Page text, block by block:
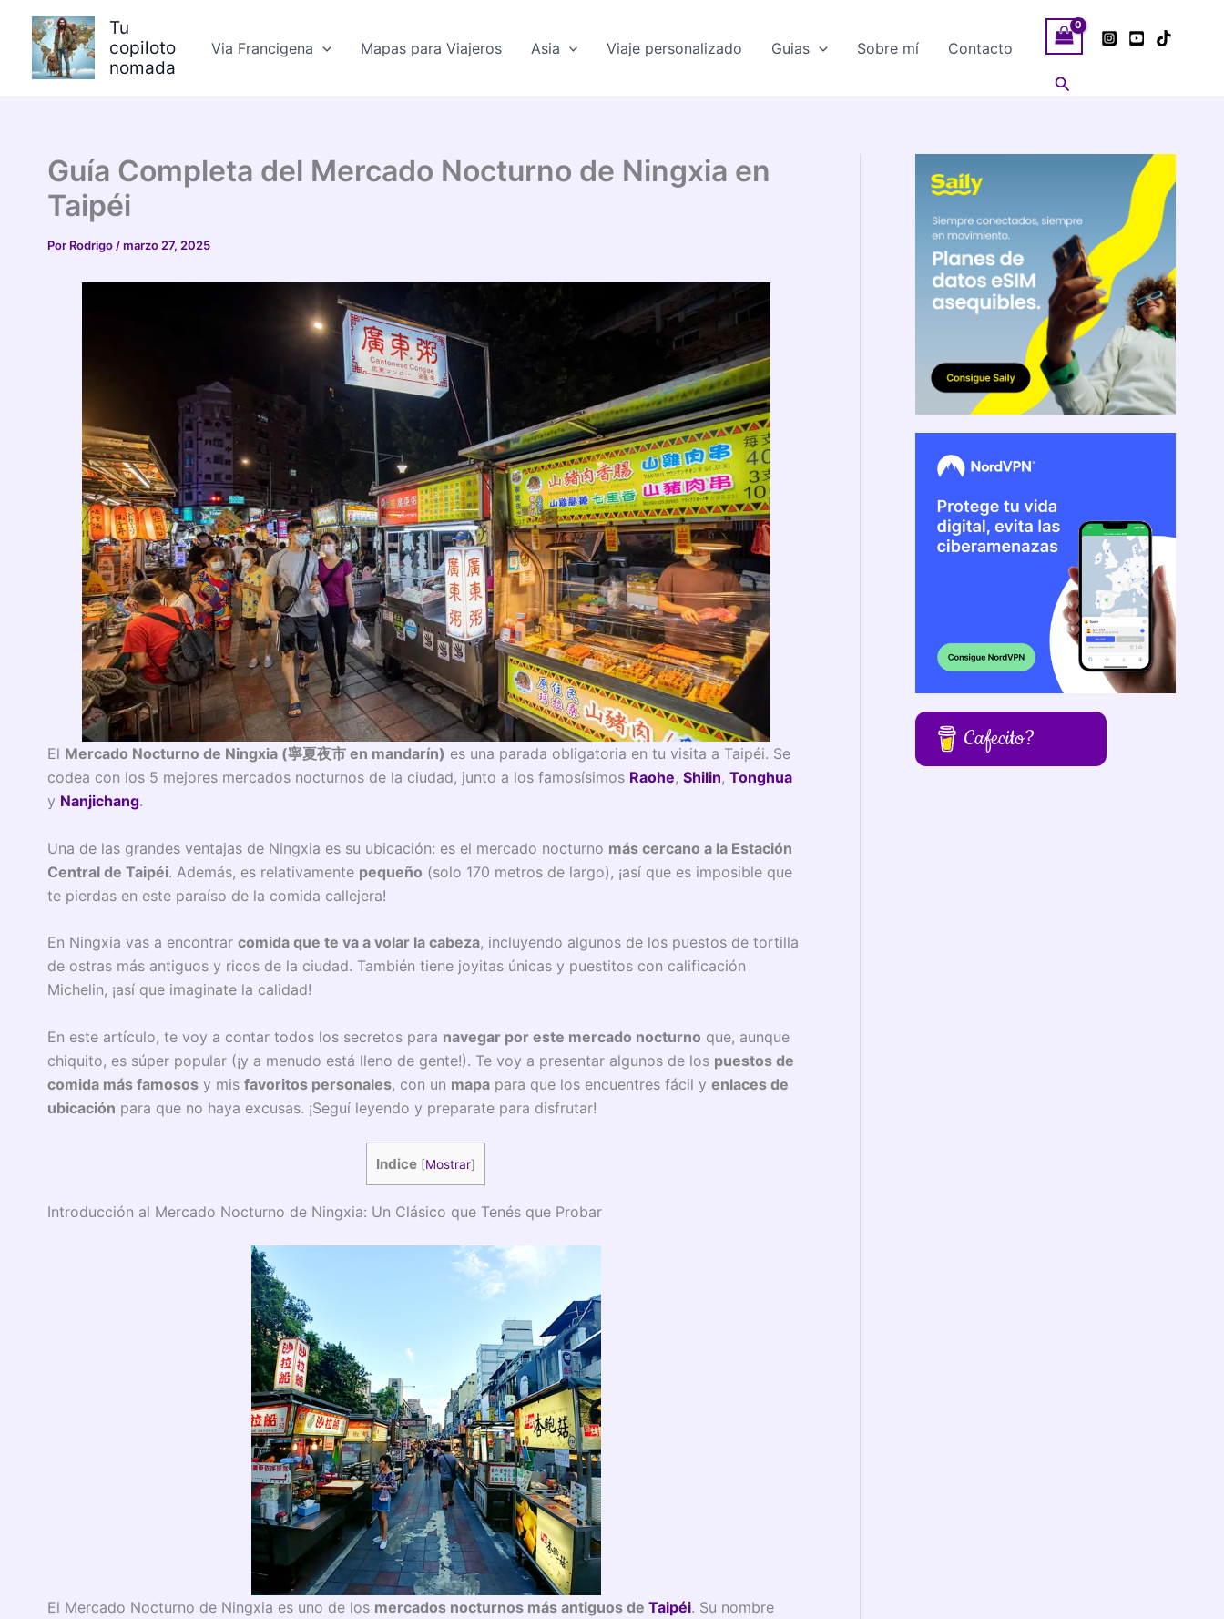
contenido
Tu
copiloto
nomada
Via Francigena Mapas para Viajeros Asia Viaje personalizado Guias Sobre mí Contacto
Buscar
Guía Completa del Mercado Nocturno de Ningxia en
Taipéi
Por Rodrigo /marzo 27, 2025
El Mercado Nocturno de Ningxia (寧夏夜市 en mandarín) es una parada obligatoria en tu visita a Taipéi. Se
codea con los 5 mejores mercados nocturnos de la ciudad, junto a los famosísimos Raohe, Shilin, Tonghua
y Nanjichang.
Una de las grandes ventajas de Ningxia es su ubicación: es el mercado nocturno más cercano a la Estación
Central de Taipéi. Además, es relativamente pequeño (solo 170 metros de largo), ¡así que es imposible que
te pierdas en este paraíso de la comida callejera!
En Ningxia vas a encontrar comida que te va a volar la cabeza, incluyendo algunos de los puestos de tortilla
de ostras más antiguos y ricos de la ciudad. También tiene joyitas únicas y puestitos con calificación
Michelin, ¡así que imaginate la calidad!
En este artículo, te voy a contar todos los secretos para navegar por este mercado nocturno que, aunque
chiquito, es súper popular (¡y a menudo está lleno de gente!). Te voy a presentar algunos de los puestos de
comida más famosos y mis favoritos personales, con un mapa para que los encuentres fácil y enlaces de
ubicación para que no haya excusas. ¡Seguí leyendo y preparate para disfrutar!
Indice [Mostrar]
Introducción al Mercado Nocturno de Ningxia: Un Clásico que Tenés que Probar
El Mercado Nocturno de Ningxia es uno de los mercados nocturnos más antiguos de Taipéi. Su nombre
Cafecito?